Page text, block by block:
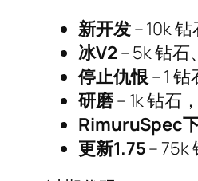
新开发– 10k
冰V2 – 5k 钻石
停止仇恨– 1 钻
研磨– 1k 钻石
RimuruSpec
更新1.75– 75k